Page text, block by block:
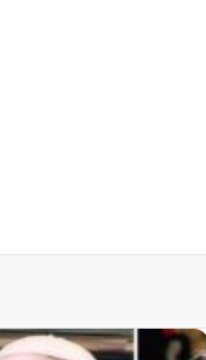
Paus Franciscus